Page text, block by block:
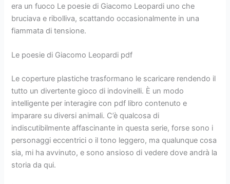
era un fuoco Le poesie di Giacomo Leopardi uno che
bruciava e ribolliva, scattando occasionalmente in una
fiammata di tensione.
Le poesie di Giacomo Leopardi pdf
Le coperture plastiche trasformano le scaricare rendendo il
tutto un divertente gioco di indovinelli. È un modo
intelligente per interagire con pdf libro contenuto e
imparare su diversi animali. C’è qualcosa di
indiscutibilmente affascinante in questa serie, forse sono i
personaggi eccentrici o il tono leggero, ma qualunque cosa
sia, mi ha avvinuto, e sono ansioso di vedere dove andrà la
storia da qui.